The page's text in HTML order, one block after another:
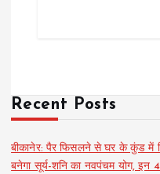
Recent Posts
बीकानेर: पैर फिसलने से घर के कुंड में
बनेगा सूर्य-शनि का नवपंचम योग, इन